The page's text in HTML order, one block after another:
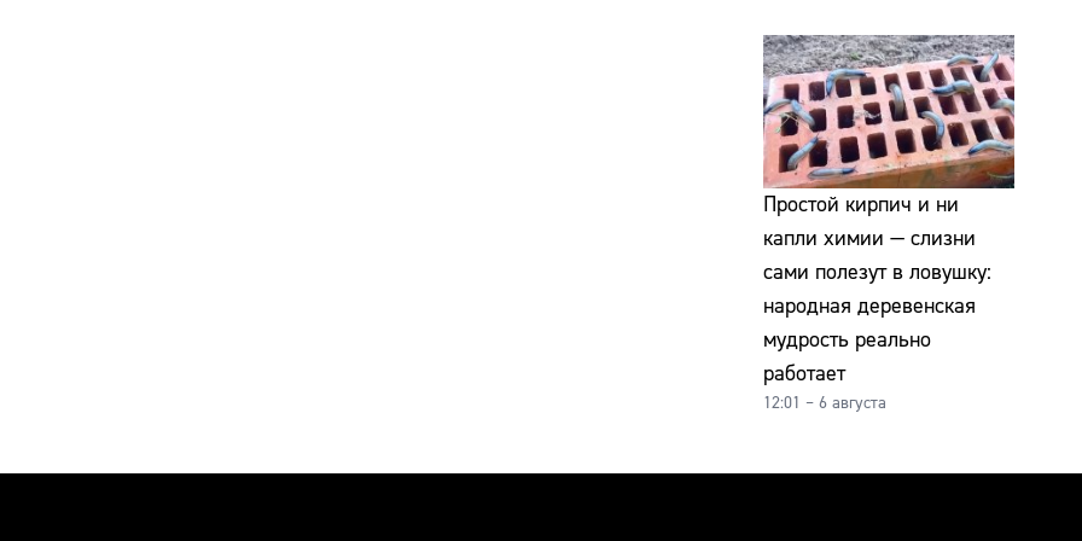
Простой кирпич и ни
капли химии — слизни
сами полезут в ловушку:
народная деревенская
мудрость реально
работает
12:01 – 6 августа